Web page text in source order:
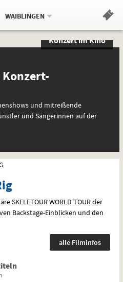
Standort:
WAIBLINGEN.
Konzert im Kino
und mitreißende
und Sängerinnen auf der
SKELETOURWORLD TOURder
Backstage-Einblicken und den
alle Filminfos